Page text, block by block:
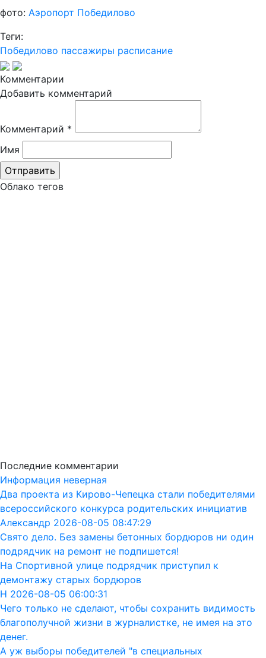
фото: Аэропорт Победилово
Теги:
Победилово пассажиры расписание
Комментарии
Добавить комментарий
Комментарий *
Имя
Облако тегов
Последние комментарии
Информация неверная
Два проекта из Кирово-Чепецка стали победителями
всероссийского конкурса родительских инициатив
Александр 2026-08-05 08:47:29
Свято дело. Без замены бетонных бордюров ни один
подрядчик на ремонт не подпишется!
На Спортивной улице подрядчик приступил к
демонтажу старых бордюров
Н 2026-08-05 06:00:31
Чего только не сделают, чтобы сохранить видимость
благополучной жизни в журналистке, не имея на это
денег.
А уж выборы победителей "в специальных